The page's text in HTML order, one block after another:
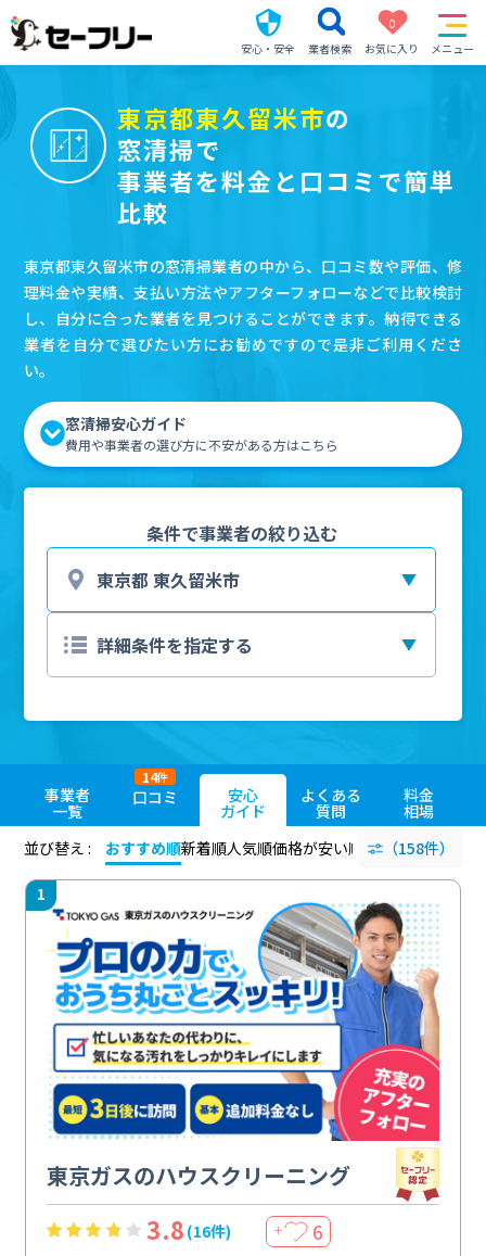
安心・安全 業者検索
0
お気に入り
メニュー
東京都東久留米市の
窓清掃で
事業者を料金と口コミで簡単
比較
東京都東久留米市の窓清掃業者の中から、口コミ数や評価、修
理料金や実績、支払い方法やアフターフォローなどで比較検討
し、自分に合った業者を見つけることができます。納得できる
業者を自分で選びたい方にお勧めですので是非ご利用くださ
い。
窓清掃安心ガイド
費用や事業者の選び方に不安がある方はこちら
条件で事業者の絞り込む
事業者
一覧
口コミ
14件
安心
ガイド
よくある
質問
料金
相場
並び替え :
おすすめ順新着順人気順価格が安い順 評価が高い順
（158件）
1
東京ガスのハウスクリーニング
3.8 (16件) ＋ 6